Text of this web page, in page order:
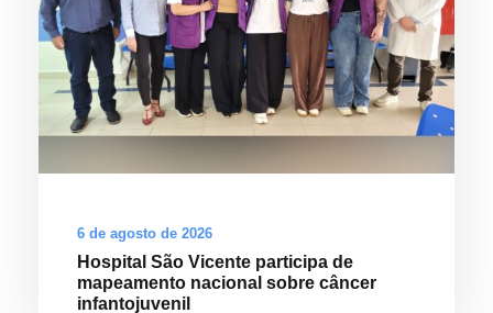
6 de agosto de 2026
Hospital São Vicente participa de
mapeamento nacional sobre câncer
infantojuvenil